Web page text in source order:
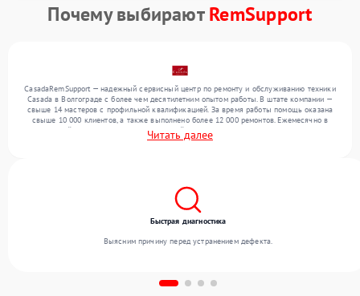
Почему выбираютRemSupport
CasadaRemSupport — надежный сервисный центр по ремонту и обслуживанию техники
Casada в Волгограде с более чем десятилетним опытом работы. В штате компании —
свыше 14 мастеров с профильной квалификацией. За время работы помощь оказана
свыше 10 000 клиентов, а также выполнено более 12 000 ремонтов. Ежемесячно в
сервисный центр поступает от 300 устройств, включая , , . Мы устраняем поломки
любой сложности и гарантируем высокое качество обслуживания благодаря
Читать далее
Быстрая диагностика
Выясним причину перед устранением дефекта.